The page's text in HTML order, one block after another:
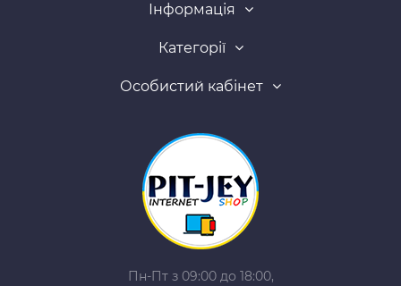
Інформація
Категорії
Особистий кабінет
Пн-Пт з 09:00 до 18:00,